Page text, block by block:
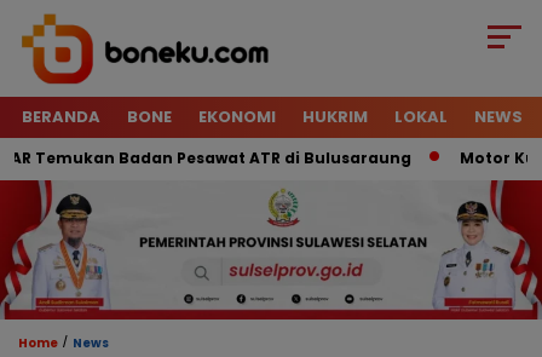
BERANDA BONE EKONOMI HUKRIM LOKAL NEWS
Badan Pesawat ATR di Bulusaraung Motor Kurir
Home / News